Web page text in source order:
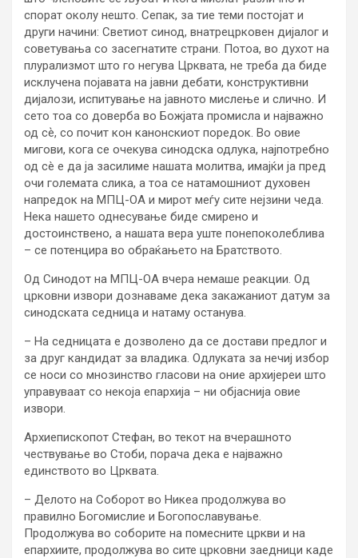
спорат околу нешто. Сепак, за тие теми постојат и
други начини: Светиот синод, внатрецрковен дијалог и
советувања со засегнатите страни. Потоа, во духот на
плурализмот што го негува Црквата, не треба да биде
исклучена појавата на јавни дебати, конструктивни
дијалози, испитување на јавното мислење и слично. И
сето тоа со доверба во Божјата промисла и најважно
од сѐ, со почит кон канонскиот поредок. Во овие
мигови, кога се очекува синодска одлука, најпотребно
од сè е да ја засилиме нашата молитва, имајќи ја пред
очи големата слика, а тоа се натамошниот духовен
напредок на МПЦ-ОА и мирот меѓу сите нејзини чеда.
Нека нашето однесување биде смирено и
достоинствено, а нашата вера уште понепоколеблива
– се потенцира во обраќањето на Братството.
Од Синодот на МПЦ-ОА вчера немаше реакции. Од
црковни извори дознаваме дека закажаниот датум за
синодската седница и натаму останува.
– На седницата е дозволено да се достави предлог и
за друг кандидат за владика. Одлуката за нечиј избор
се носи со мнозинство гласови на оние архијереи што
управуваат со некоја епархија – ни објаснија овие
извори.
Архиепископот Стефан, во текот на вчерашното
чествување во Стоби, порача дека е најважно
единството во Црквата.
– Делото на Соборот во Никеа продолжува во
правилно Богомислие и Богопославување.
Продолжува во соборите на помесните цркви и на
епархиите, продолжува во сите црковни заедници каде